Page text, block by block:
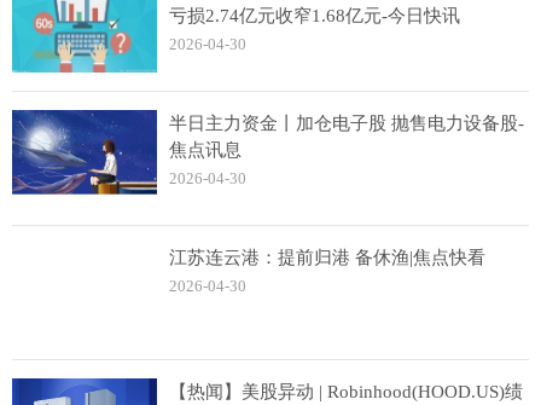
亏损2.74亿元收窄1.68亿元-今日快讯
2026-04-30
半日主力资金丨加仓电子股 抛售电力设备股-
焦点讯息
2026-04-30
江苏连云港：提前归港 备休渔|焦点快看
2026-04-30
【热闻】美股异动 | Robinhood(HOOD.US)绩